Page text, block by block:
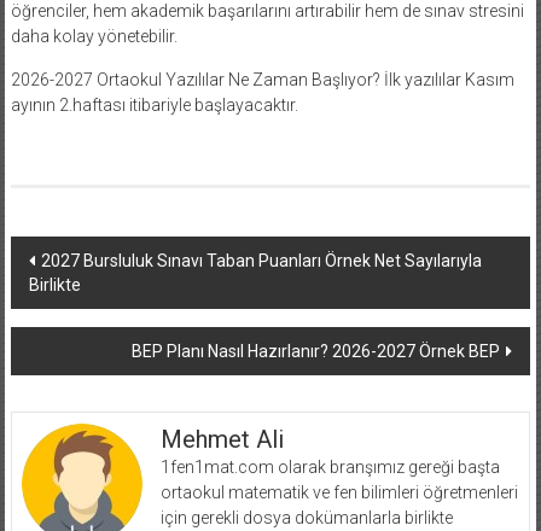
öğrenciler, hem akademik başarılarını artırabilir hem de sınav stresini
daha kolay yönetebilir.
2026-2027 Ortaokul Yazılılar Ne Zaman Başlıyor? İlk yazılılar Kasım
ayının 2.haftası itibariyle başlayacaktır.
Yazı
dolaşımı
2027 Bursluluk Sınavı Taban Puanları Örnek Net Sayılarıyla
Birlikte
BEP Planı Nasıl Hazırlanır? 2026-2027 Örnek BEP
Mehmet Ali
1fen1mat.com olarak branşımız gereği başta
ortaokul matematik ve fen bilimleri öğretmenleri
için gerekli dosya dokümanlarla birlikte